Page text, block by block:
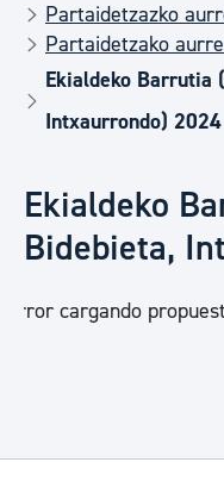
Partaidetzazko
Partaidetzako
Ekialdeko Barrutia
Intxaurrondo) 2024
Ekialdeko
Bidebieta,
Error cargando